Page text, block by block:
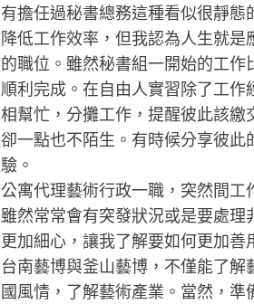
擔任過秘書總務這種看似很靜態
低工作效率，但我認為人生就是
職位。雖然秘書組一開始的工作
利完成。在自由人實習除了工作
幫忙，分攤工作，提醒彼此該繳
一點也不陌生。有時候分享彼此
。
寓代理藝術行政一職，突然間工
然常常會有突發狀況或是要處理
加細心，讓我了解要如何更加善
南藝博與釜山藝博，不僅能了解
風情，了解藝術產業。當然，準